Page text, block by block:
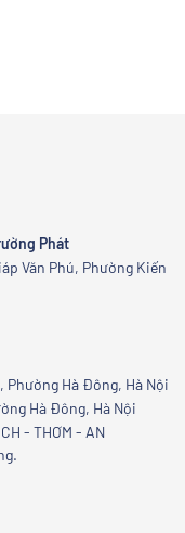
Phát
Văn Phú, Phường Kiến
Phường Hà Đông, Hà Nội
Hà Đông, Hà Nội
- THƠM - AN